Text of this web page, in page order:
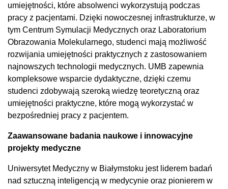
umiejętności, które absolwenci wykorzystują podczas
pracy z pacjentami. Dzięki nowoczesnej infrastrukturze, w
tym Centrum Symulacji Medycznych oraz Laboratorium
Obrazowania Molekularnego, studenci mają możliwość
rozwijania umiejętności praktycznych z zastosowaniem
najnowszych technologii medycznych. UMB zapewnia
kompleksowe wsparcie dydaktyczne, dzięki czemu
studenci zdobywają szeroką wiedzę teoretyczną oraz
umiejętności praktyczne, które mogą wykorzystać w
bezpośredniej pracy z pacjentem.
Zaawansowane badania naukowe i innowacyjne
projekty medyczne
Uniwersytet Medyczny w Białymstoku jest liderem badań
nad sztuczną inteligencją w medycynie oraz pionierem w